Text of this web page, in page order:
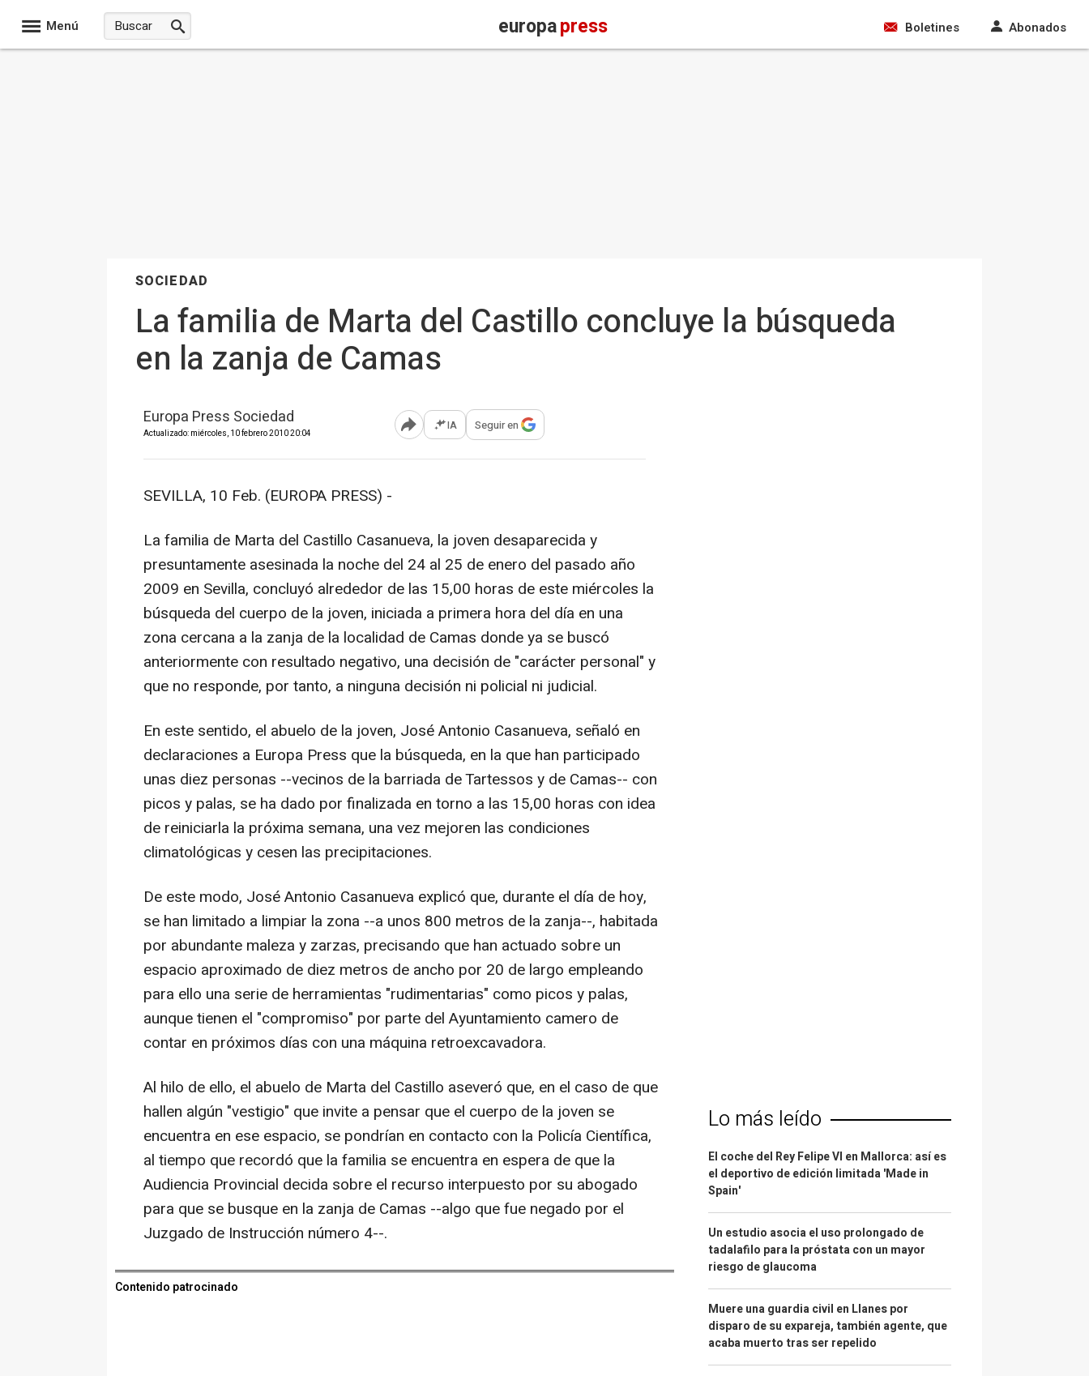
Menú europapress Boletines Abonados
SOCIEDAD
La familia de Marta del Castillo concluye la búsqueda
en la zanja de Camas
Europa Press Sociedad
Actualizado: miércoles, 10 febrero 2010 20:04 Abrir opciones para compartir
IA Seguir en
SEVILLA, 10 Feb. (EUROPA PRESS) -
La familia de Marta del Castillo Casanueva, la joven desaparecida y
presuntamente asesinada la noche del 24 al 25 de enero del pasado año
2009 en Sevilla, concluyó alrededor de las 15,00 horas de este miércoles la
búsqueda del cuerpo de la joven, iniciada a primera hora del día en una
zona cercana a la zanja de la localidad de Camas donde ya se buscó
anteriormente con resultado negativo, una decisión de "carácter personal" y
que no responde, por tanto, a ninguna decisión ni policial ni judicial.
En este sentido, el abuelo de la joven, José Antonio Casanueva, señaló en
declaraciones a Europa Press que la búsqueda, en la que han participado
unas diez personas --vecinos de la barriada de Tartessos y de Camas-- con
picos y palas, se ha dado por finalizada en torno a las 15,00 horas con idea
de reiniciarla la próxima semana, una vez mejoren las condiciones
climatológicas y cesen las precipitaciones.
De este modo, José Antonio Casanueva explicó que, durante el día de hoy,
se han limitado a limpiar la zona --a unos 800 metros de la zanja--, habitada
por abundante maleza y zarzas, precisando que han actuado sobre un
espacio aproximado de diez metros de ancho por 20 de largo empleando
para ello una serie de herramientas "rudimentarias" como picos y palas,
aunque tienen el "compromiso" por parte del Ayuntamiento camero de
contar en próximos días con una máquina retroexcavadora.
Al hilo de ello, el abuelo de Marta del Castillo aseveró que, en el caso de que
hallen algún "vestigio" que invite a pensar que el cuerpo de la joven se
encuentra en ese espacio, se pondrían en contacto con la Policía Científica,
al tiempo que recordó que la familia se encuentra en espera de que la
Audiencia Provincial decida sobre el recurso interpuesto por su abogado
para que se busque en la zanja de Camas --algo que fue negado por el
Juzgado de Instrucción número 4--.
Contenido patrocinado
Lo más leído
El coche del Rey Felipe VI en Mallorca: así es
el deportivo de edición limitada 'Made in
Spain'
Un estudio asocia el uso prolongado de
tadalafilo para la próstata con un mayor
riesgo de glaucoma
Muere una guardia civil en Llanes por
disparo de su expareja, también agente, que
acaba muerto tras ser repelido